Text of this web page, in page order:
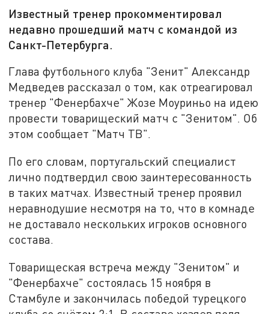
Известный тренер прокомментировал
недавно прошедший матч с командой из
Санкт-Петербурга.
Глава футбольного клуба "Зенит" Александр
Медведев рассказал о том, как отреагировал
тренер "Фенербахче" Жозе Моуриньо на идею
провести товарищеский матч с "Зенитом". Об
этом сообщает "Матч ТВ".
По его словам, португальский специалист
лично подтвердил свою заинтересованность
в таких матчах. Известный тренер проявил
неравнодушие несмотря на то, что в комнаде
не доставало нескольких игроков основного
состава.
Товарищеская встреча между "Зенитом" и
"Фенербахче" состоялась 15 ноября в
Стамбуле и закончилась победой турецкого